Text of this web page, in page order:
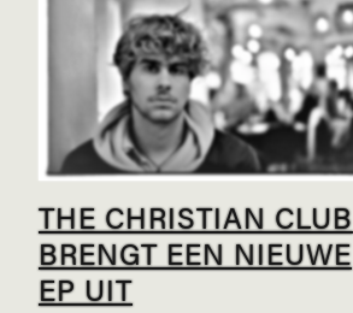
THE CHRISTIAN CLUB
BRENGT EEN NIEUWE
EP UIT